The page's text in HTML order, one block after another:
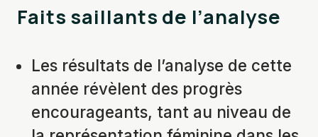
Faits saillants de l’analyse
Les résultats de l’analyse de cette
année révèlent des progrès
encourageants, tant au niveau de